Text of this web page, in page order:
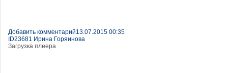
Добавить комментарий13.07.2015 00:35
ID23681 Ирина Горяинова
Загрузка плеера